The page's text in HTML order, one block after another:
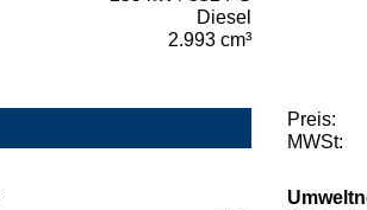
Diesel
2.993 cm³
Preis:
MWSt: